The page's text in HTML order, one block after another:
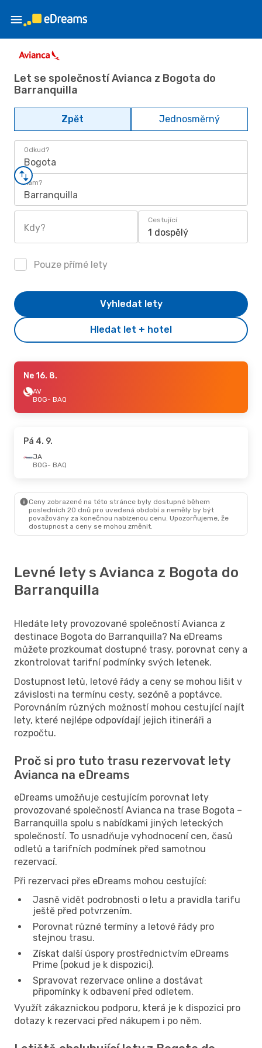
Let se společností Avianca z Bogota do
Barranquilla
Zpět Jednosměrný
Odkud?
Bogota
Kam?
Barranquilla
Kdy?
Cestující
1 dospělý
Pouze přímé lety
Hledat let + hotel
Vyhledat lety
Ne 16. 8.
AV
BOG- BAQ
Pá 4. 9.
JA
BOG- BAQ
Ceny zobrazené na této stránce byly dostupné během
posledních 20 dnů pro uvedená období a neměly by být
považovány za konečnou nabízenou cenu. Upozorňujeme, že
dostupnost a ceny se mohou změnit.
Levné lety s Avianca z Bogota do
Barranquilla
Hledáte lety provozované společností Avianca z
destinace Bogota do Barranquilla? Na eDreams
můžete prozkoumat dostupné trasy, porovnat ceny a
zkontrolovat tarifní podmínky svých letenek.
Dostupnost letů, letové řády a ceny se mohou lišit v
závislosti na termínu cesty, sezóně a poptávce.
Porovnáním různých možností mohou cestující najít
lety, které nejlépe odpovídají jejich itineráři a
rozpočtu.
Proč si pro tuto trasu rezervovat lety
Avianca na eDreams
eDreams umožňuje cestujícím porovnat lety
provozované společností Avianca na trase Bogota –
Barranquilla spolu s nabídkami jiných leteckých
společností. To usnadňuje vyhodnocení cen, časů
odletů a tarifních podmínek před samotnou
rezervací.
Při rezervaci přes eDreams mohou cestující:
Jasně vidět podrobnosti o letu a pravidla tarifu
ještě před potvrzením.
Porovnat různé termíny a letové řády pro
stejnou trasu.
Získat další úspory prostřednictvím eDreams
Prime (pokud je k dispozici).
Spravovat rezervace online a dostávat
připomínky k odbavení před odletem.
Využít zákaznickou podporu, která je k dispozici pro
dotazy k rezervaci před nákupem i po něm.